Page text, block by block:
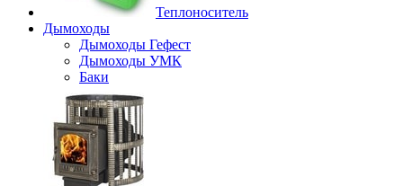
Теплоноситель
Дымоходы
Дымоходы Гефест
Дымоходы УМК
Баки